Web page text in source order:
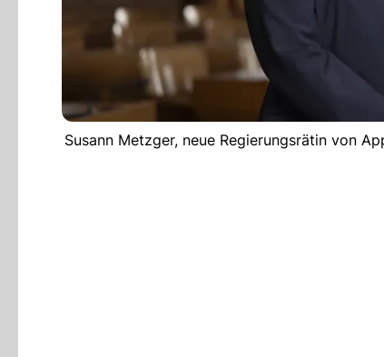
Susann Metzger, neue Regierungsrätin von